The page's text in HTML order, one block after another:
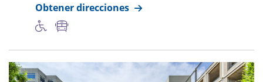
Obtener direcciones